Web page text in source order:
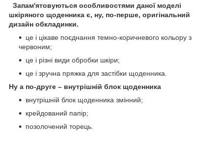
Запам'ятовуються особливостями даної моделі
шкіряного щоденника є, ну, по-перше, оригінальний
дизайн обкладинки.
це і цікаве поєднання темно-коричневого кольору з
червоним;
це і різні види обробки шкіри;
це і зручна пряжка для застібки щоденника.
Ну а по-друге – внутрішній блок щоденника
внутрішній блок щоденника змінний;
крейдований папір;
позолочений торець.